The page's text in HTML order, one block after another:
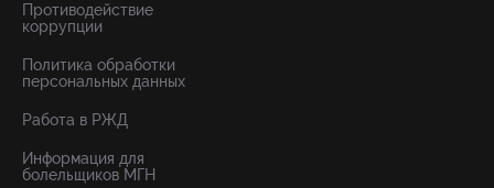
Противодействие
коррупции
Политика обработки
персональных данных
Работа в РЖД
Информация для
болельщиков МГН